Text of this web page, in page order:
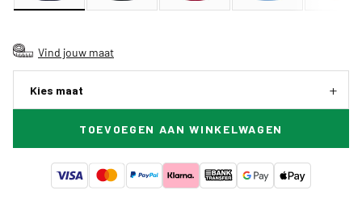
Vind jouw maat
Kies maat
TOEVOEGEN AAN WINKELWAGEN